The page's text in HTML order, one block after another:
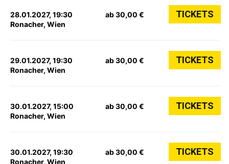
28.01.2027, 19:30
Ronacher, Wien
ab 30,00 € TICKETS
29.01.2027, 19:30
Ronacher, Wien
ab 30,00 € TICKETS
30.01.2027, 15:00
Ronacher, Wien
ab 30,00 € TICKETS
30.01.2027, 19:30
Ronacher, Wien
ab 30,00 € TICKETS